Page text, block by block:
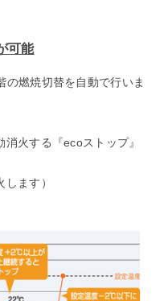
可能
の燃焼切替を自動で行いま
火する『ecoストップ』
ます）